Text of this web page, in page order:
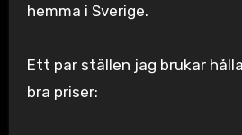
hemma i Sverige.
Ett par ställen jag brukar
bra priser: